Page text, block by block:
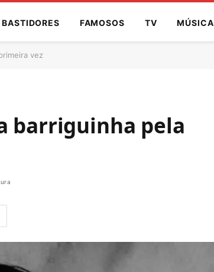
BASTIDORES FAMOSOS TV MÚSICA
vez
barriguinha pela